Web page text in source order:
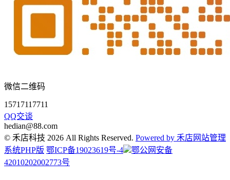
微信二维码
15717117711
QQ交谈
hedian@88.com
© 禾店科技 2026 All Rights Reserved. Powered by 禾店网站管理
系统PHP版 鄂ICP备19023619号-4
鄂公网安备
42010202002773号